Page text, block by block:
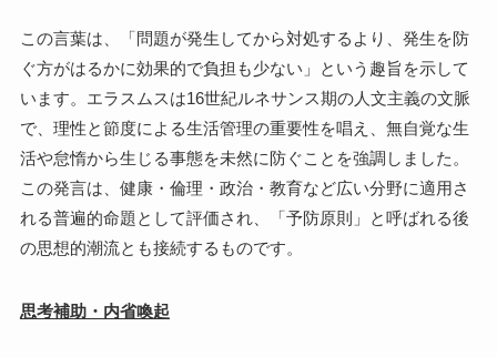
この言葉は、「問題が発生してから対処するより、発生を防
ぐ方がはるかに効果的で負担も少ない」という趣旨を示して
います。エラスムスは16世紀ルネサンス期の人文主義の文脈
で、理性と節度による生活管理の重要性を唱え、無自覚な生
活や怠惰から生じる事態を未然に防ぐことを強調しました。
この発言は、健康・倫理・政治・教育など広い分野に適用さ
れる普遍的命題として評価され、「予防原則」と呼ばれる後
の思想的潮流とも接続するものです。
思考補助・内省喚起